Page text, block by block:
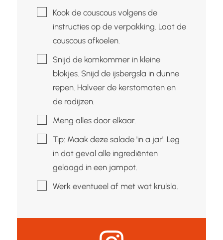
▢Kook de couscous volgens de
instructies op de verpakking. Laat de
couscous afkoelen.
▢Snijd de komkommer in kleine
blokjes. Snijd de ijsbergsla in dunne
repen. Halveer de kerstomaten en
de radijzen.
▢Meng alles door elkaar.
▢
Tip: Maak deze salade 'in a jar'. Leg
in dat geval alle ingrediënten
gelaagd in een jampot.
▢Werk eventueel af met wat krulsla.